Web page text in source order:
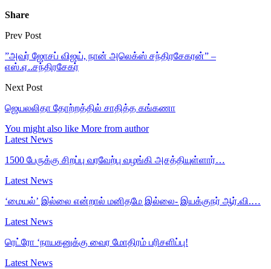
Share
Prev Post
”அவர் ஜோசப் விஜய், நான் அலெக்ஸ் சந்திரசேகரன்” –
எஸ்.ஏ..சந்திரசேகர்
Next Post
ஜெயலலிதா தோற்றத்தில் சாதித்த கங்கணா
You might also like More from author
Latest News
1500 பேருக்கு சிறப்பு வரவேற்பு வழங்கி அசத்தியுள்ளார்…
Latest News
‘மையல்’ இல்லை என்றால் மனிதமே இல்லை- இயக்குநர் ஆர்.வி.…
Latest News
ரெட்ரோ ‘நாயகனுக்கு வைர மோதிரம் பரிசளிப்பு!
Latest News